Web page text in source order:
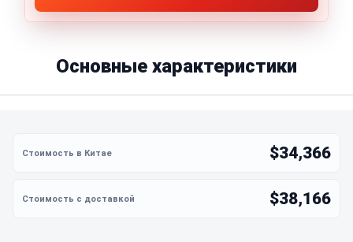
Основные характеристики
$34,366
$38,166